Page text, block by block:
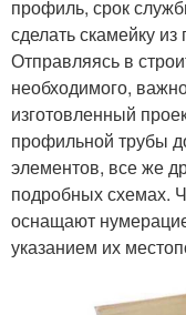
профиль, срок
сделать скамейку
Отправляясь в
необходимого,
изготовленный
профильной трубы
элементов, все же
подробных схемах.
оснащают
указанием их